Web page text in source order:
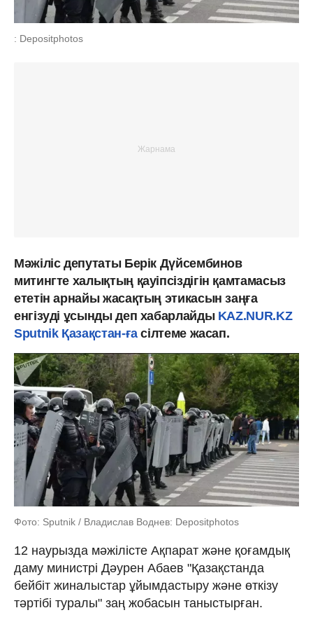
: Depositphotos
Мәжіліс депутаты Берік Дүйсембинов
митингте халықтың қауіпсіздігін қамтамасыз
ететін арнайы жасақтың этикасын заңға
енгізуді ұсынды деп хабарлайды KAZ.NUR.KZ
Sputnik Қазақстан-ғасілтеме жасап.
Фото: Sputnik / Владислав Воднев: Depositphotos
12 наурызда мәжілісте Ақпарат және қоғамдық
даму министрі Дәурен Абаев "Қазақстанда
бейбіт жиналыстар ұйымдастыру және өткізу
тәртібі туралы" заң жобасын таныстырған.